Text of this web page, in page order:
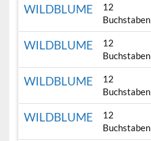
WILDBLUME
12
Buchstaben
WILDBLUME
12
Buchstaben
WILDBLUME
12
Buchstaben
WILDBLUME
12
Buchstaben